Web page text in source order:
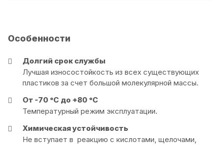
Особенности
Долгий срок службы
Лучшая износостойкость из всех существующих
пластиков за счет большой молекулярной массы.
От -70 °С до +80 °С
Температурный режим эксплуатации.
Химическая устойчивость
Не вступает в реакцию с кислотами, щелочами,